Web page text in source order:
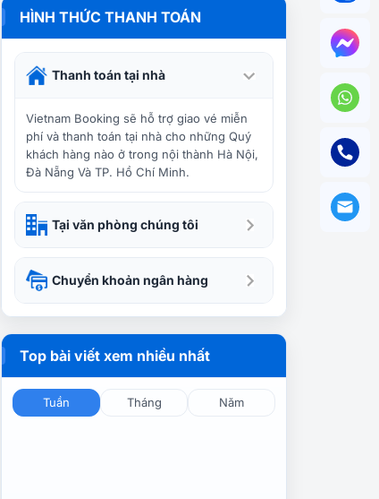
Fenway Park: Thánh địa thể
nhà Empire State tại New
York
Cố Đô Lịch Sử Của Nước Mỹ
Tượng Rocky và Bậc Thang
Rocky – Biểu Tượng
Edge NewYork: Đài quan
sát cao nhất Tây Bán Cầu có
gì đặc biệt?
HÌNH THỨC THANH TOÁN
Thanh toán tại nhà
Vietnam Booking sẽ hỗ trợ giao vé miễn
phí và thanh toán tại nhà cho những Quý
khách hàng nào ở trong nội thành Hà Nội,
Đà Nẵng Và TP. Hồ Chí Minh.
Tại văn phòng chúng tôi
Chuyển khoản ngân hàng
Top bài viết xem nhiều nhất
Tuần Tháng Năm